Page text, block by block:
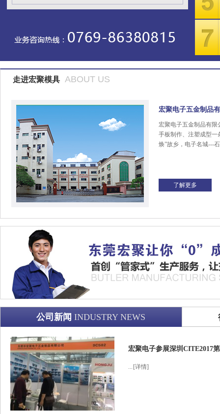
走进宏聚模具 ABOUT US
宏聚电子五金制品
宏聚电子五金制品有限
手板制作、注塑成型一
焕”故乡，电子名城---
了解更多
公司新闻 INDUSTRY NEWS
宏聚电子参展深圳CITE2017
... [详情]